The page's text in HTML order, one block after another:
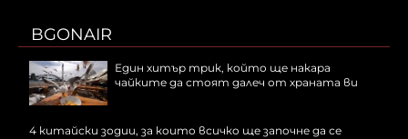
BGONAIR
Един хитър трик, който ще накара
чайките да стоят далеч от храната ви
4 китайски зодии, за които всичко ще започне да се